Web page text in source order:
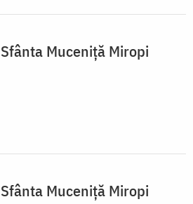
Sfânta Muceniță Miropi
Sfânta Muceniță Miropi